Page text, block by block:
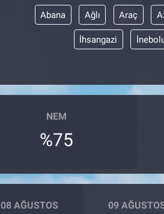
Abana Ağlı Araç
İhsangazi
NEM
%75
08 AĞUSTOS 09